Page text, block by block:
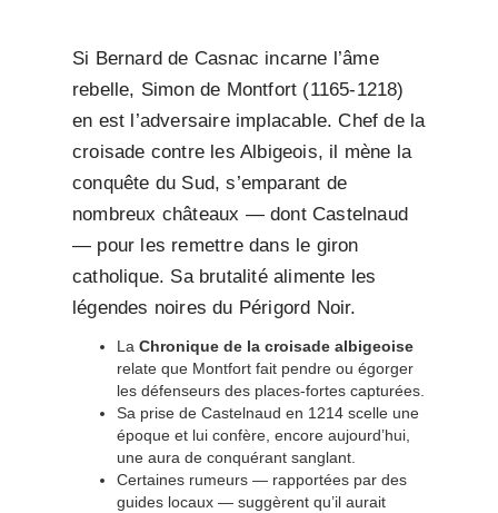
Si Bernard de Casnac incarne l’âme
rebelle, Simon de Montfort (1165-1218)
en est l’adversaire implacable. Chef de la
croisade contre les Albigeois, il mène la
conquête du Sud, s’emparant de
nombreux châteaux — dont Castelnaud
— pour les remettre dans le giron
catholique. Sa brutalité alimente les
légendes noires du Périgord Noir.
La Chronique de la croisade albigeoise
relate que Montfort fait pendre ou égorger
les défenseurs des places-fortes capturées.
Sa prise de Castelnaud en 1214 scelle une
époque et lui confère, encore aujourd’hui,
une aura de conquérant sanglant.
Certaines rumeurs — rapportées par des
guides locaux — suggèrent qu’il aurait